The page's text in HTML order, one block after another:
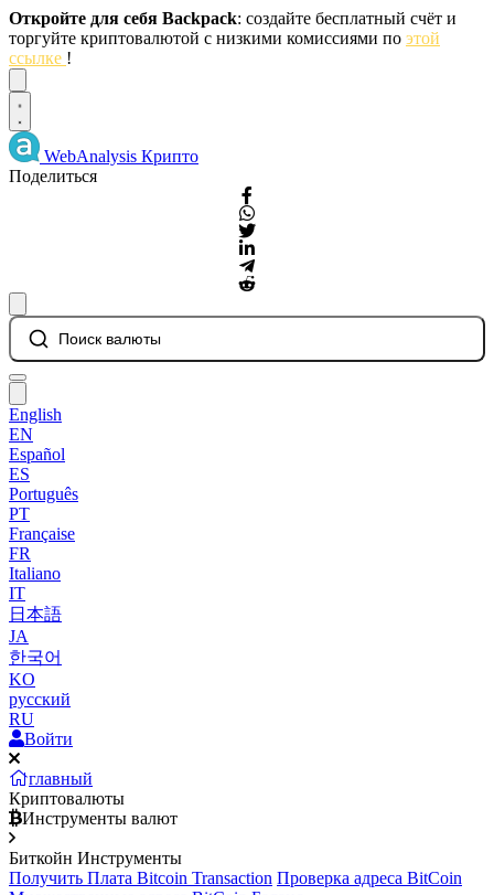
Откройте для себя Backpack: создайте бесплатный счёт и
торгуйте криптовалютой с низкими комиссиями по этой
ссылке !
WebAnalysis Крипто
Поделиться
Поиск валюты
English
EN
Español
ES
Português
PT
Française
FR
Italiano
IT
日本語
JA
한국어
KO
русский
RU
Войти
главный
Криптовалюты
Инструменты валют
Биткойн Инструменты
Получить Плата Bitcoin Transaction Проверка адреса BitCoin